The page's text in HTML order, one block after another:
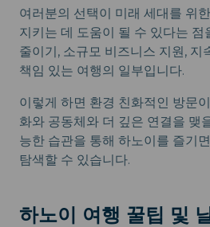
여러분의 선택이 미래 세대를 위
지키는 데 도움이 될 수 있다는 점
줄이기, 소규모 비즈니스 지원, 지
책임 있는 여행의 일부입니다.
이렇게 하면 환경 친화적인 방문
화와 공동체와 더 깊은 연결을 맺
능한 습관을 통해 하노이를 즐기
탐색할 수 있습니다.
하노이 여행 꿀팁 및